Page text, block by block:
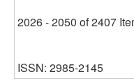
2026 - 2050 of 2407
ISSN: 2985-2145